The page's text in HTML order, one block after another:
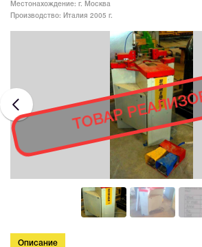
Местонахождение: г. Москва
Производство:
Италия 2005 г.
ТОВАР
Описание